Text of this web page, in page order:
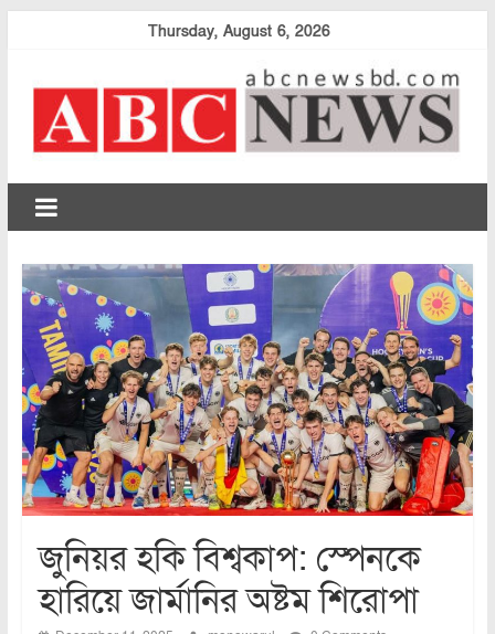
Thursday, August 6, 2026
abcnewsbd
জুনিয়র হকি বিশ্বকাপ: স্পেনকে
হারিয়ে জার্মানির অষ্টম শিরোপা